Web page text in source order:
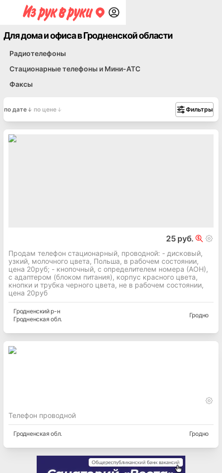
Для дома и офиса в Гродненской области
Радиотелефоны
Стационарные телефоны и Мини-АТС
Факсы
по дате по цене Фильтры
25 руб.
Продам телефон стационарный, проводной: - дисковый,
узкий, молочного цвета, Польша, в рабочем состоянии,
цена 20руб; - кнопочный, с определителем номера (АОН),
с адаптером (блоком питания), корпус красного цвета,
кнопки и трубка черного цвета, не в рабочем состоянии,
цена 20руб
Гродненскийр-н
Гродненская обл.
Гродно
Телефон проводной
Гродненская обл. Гродно